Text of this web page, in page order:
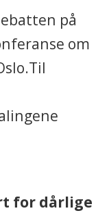
på
om
for dårlige